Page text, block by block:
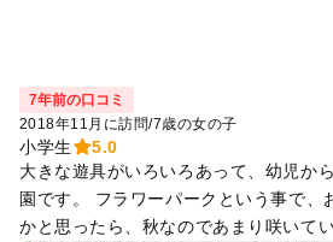
7年前の口コミ
2018年11月に訪問/7歳の女の子
小学生
5.0
大きな遊具がいろいろあって、幼児か
園です。 フラワーパークという事で、
かと思ったら、秋なのであまり咲いて